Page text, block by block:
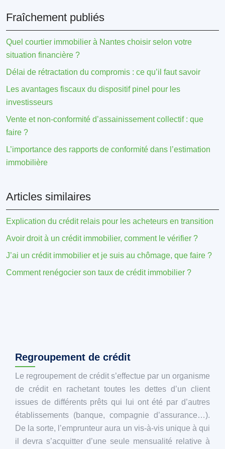
Fraîchement publiés
Quel courtier immobilier à Nantes choisir selon votre
situation financière ?
Délai de rétractation du compromis : ce qu’il faut savoir
Les avantages fiscaux du dispositif pinel pour les
investisseurs
Vente et non-conformité d’assainissement collectif : que
faire ?
L’importance des rapports de conformité dans l’estimation
immobilière
Articles similaires
Explication du crédit relais pour les acheteurs en transition
Avoir droit à un crédit immobilier, comment le vérifier ?
J’ai un crédit immobilier et je suis au chômage, que faire ?
Comment renégocier son taux de crédit immobilier ?
Regroupement de crédit
Le regroupement de crédit s’effectue par un organisme
de crédit en rachetant toutes les dettes d’un client
issues de différents prêts qui lui ont été par d’autres
établissements (banque, compagnie d’assurance…).
De la sorte, l’emprunteur aura un vis-à-vis unique à qui
il devra s’acquitter d’une seule mensualité relative à